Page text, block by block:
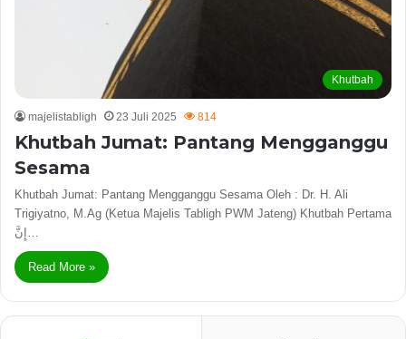
Khutbah
majelistabligh 23 Juli 2025 814
Khutbah Jumat: Pantang Mengganggu
Sesama
Khutbah Jumat: Pantang Mengganggu Sesama Oleh : Dr. H. Ali
Trigiyatno, M.Ag (Ketua Majelis Tabligh PWM Jateng) Khutbah Pertama
Read More »